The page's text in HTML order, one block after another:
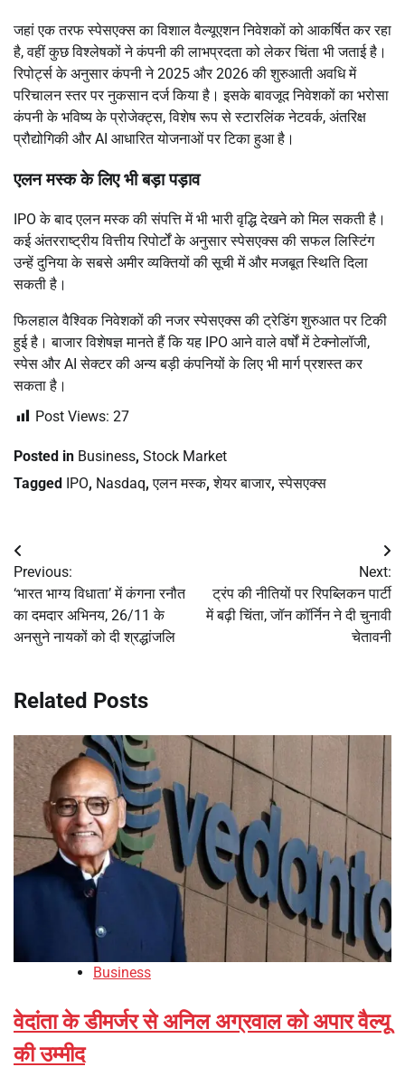
जहां एक तरफ स्पेसएक्स का विशाल वैल्यूएशन निवेशकों को आकर्षित कर रहा
है, वहीं कुछ विश्लेषकों ने कंपनी की लाभप्रदता को लेकर चिंता भी जताई है।
रिपोर्ट्स के अनुसार कंपनी ने 2025 और 2026 की शुरुआती अवधि में
परिचालन स्तर पर नुकसान दर्ज किया है। इसके बावजूद निवेशकों का भरोसा
कंपनी के भविष्य के प्रोजेक्ट्स, विशेष रूप से स्टारलिंक नेटवर्क, अंतरिक्ष
प्रौद्योगिकी और AI आधारित योजनाओं पर टिका हुआ है।
एलन मस्क के लिए भी बड़ा पड़ाव
IPO के बाद एलन मस्क की संपत्ति में भी भारी वृद्धि देखने को मिल सकती है।
कई अंतरराष्ट्रीय वित्तीय रिपोर्टों के अनुसार स्पेसएक्स की सफल लिस्टिंग
उन्हें दुनिया के सबसे अमीर व्यक्तियों की सूची में और मजबूत स्थिति दिला
सकती है।
फिलहाल वैश्विक निवेशकों की नजर स्पेसएक्स की ट्रेडिंग शुरुआत पर टिकी
हुई है। बाजार विशेषज्ञ मानते हैं कि यह IPO आने वाले वर्षों में टेक्नोलॉजी,
स्पेस और AI सेक्टर की अन्य बड़ी कंपनियों के लिए भी मार्ग प्रशस्त कर
सकता है।
Post Views: 27
Posted in Business, Stock Market
Tagged
IPO, Nasdaq,एलन मस्क,शेयर बाजार,स्पेसएक्स
Post
navigation
Previous:
‘भारत भाग्य विधाता’ में कंगना रनौत
का दमदार अभिनय, 26/11 के
अनसुने नायकों को दी श्रद्धांजलि
Next:
ट्रंप की नीतियों पर रिपब्लिकन पार्टी
में बढ़ी चिंता, जॉन कॉर्निन ने दी चुनावी
चेतावनी
Related Posts
Business
वेदांता के डीमर्जर से अनिल अग्रवाल को अपार वैल्यू
की उम्मीद